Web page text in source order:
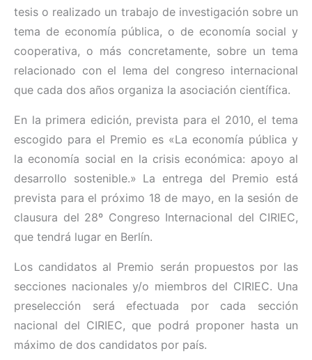
tesis o realizado un trabajo de investigación sobre un
tema de economía pública, o de economía social y
cooperativa, o más concretamente, sobre un tema
relacionado con el lema del congreso internacional
que cada dos años organiza la asociación científica.
En la primera edición, prevista para el 2010, el tema
escogido para el Premio es «La economía pública y
la economía social en la crisis económica: apoyo al
desarrollo sostenible.» La entrega del Premio está
prevista para el próximo 18 de mayo, en la sesión de
clausura del 28º Congreso Internacional del CIRIEC,
que tendrá lugar en Berlín.
Los candidatos al Premio serán propuestos por las
secciones nacionales y/o miembros del CIRIEC. Una
preselección será efectuada por cada sección
nacional del CIRIEC, que podrá proponer hasta un
máximo de dos candidatos por país.